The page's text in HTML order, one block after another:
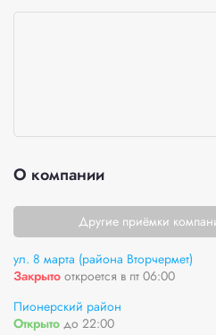
О компании
Другие приёмки
ул. 8 марта (района Вторчермет)
Закрыто откроется в пт 06:00
Пионерский район
Открыто до 22:00